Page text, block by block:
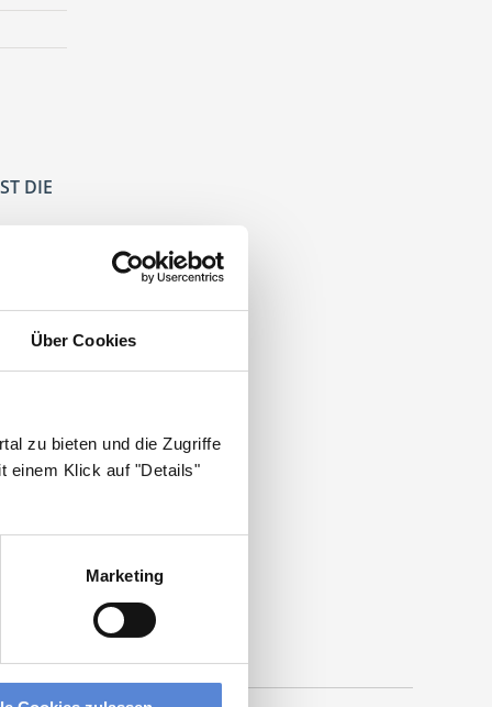
Über Cookies
zu bieten und die Zugriffe
einem Klick auf "Details"
Marketing
DIE
.